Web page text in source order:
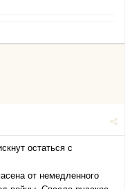
остаться с
от немедленного